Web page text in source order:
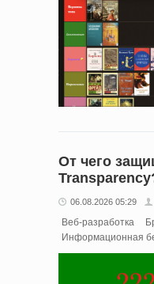
От чего
06.08.2026 05:29
Веб-разработка
Информационная